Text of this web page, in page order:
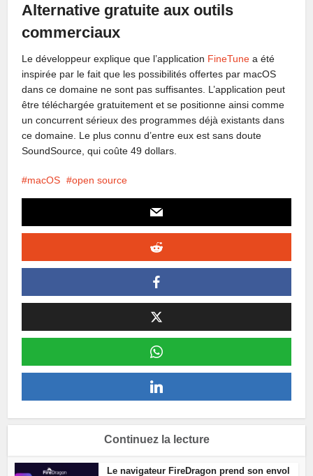
Alternative gratuite aux outils
commerciaux
Le développeur explique que l’application FineTune a été
inspirée par le fait que les possibilités offertes par macOS
dans ce domaine ne sont pas suffisantes. L’application peut
être téléchargée gratuitement et se positionne ainsi comme
un concurrent sérieux des programmes déjà existants dans
ce domaine. Le plus connu d’entre eux est sans doute
SoundSource, qui coûte 49 dollars.
macOS open source
Continuez la lecture
Le navigateur FireDragon prend son envol